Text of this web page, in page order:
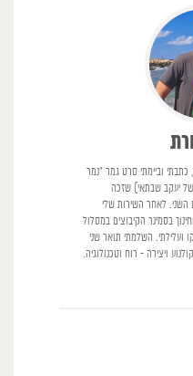
כתבתי וביימתי סרט גמר ״נמר
יעקב שבתאי) שזכה
השני. לאחר השירות שלי
בסמינר הקיבוצים במסלול
ועלילתי. השלמתי תואר שני
ויצירה - רוח וטכנולוגיה.